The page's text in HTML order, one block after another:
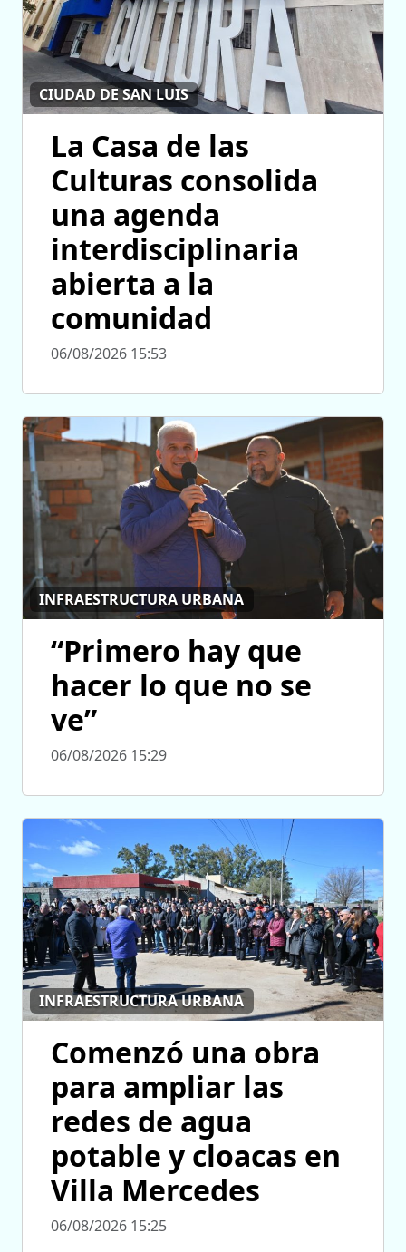
CIUDAD DE SAN LUIS
La Casa de las
Culturas consolida
una agenda
interdisciplinaria
abierta a la
comunidad
06/08/2026 15:53
INFRAESTRUCTURA URBANA
“Primero hay que
hacer lo que no se
ve”
06/08/2026 15:29
INFRAESTRUCTURA URBANA
Comenzó una obra
para ampliar las
redes de agua
potable y cloacas en
Villa Mercedes
06/08/2026 15:25